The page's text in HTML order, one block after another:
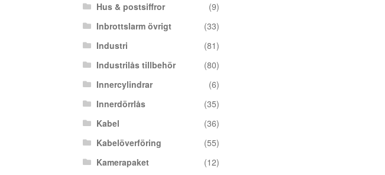
Hus & postsiffror
(9)
Inbrottslarm övrigt
(33)
Industri
(81)
Industrilås tillbehör
(80)
Innercylindrar
(6)
Innerdörrlås
(35)
Kabel
(36)
Kabelöverföring
(55)
Kamerapaket
(12)